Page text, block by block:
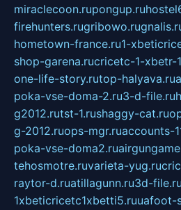
miraclecoon.rupongup.ru
firehunters.rugribowo.ru
hometown-france.ru1-
shop-garena.rucricetc-1-xbetr-
one-life-story.rutop-halyava.ru
poka-vse-doma-2.ru3-d-file.ru
g2012.rutst-1.rushaggy-cat.ru
g-2012.ruops-mgr.ruaccounts-
poka-vse-doma2.ru
tehosmotre.ruvarieta-yug.ru
raytor-d.ruatillagunn.ru3d-file.ru
1xbeticricetc1xbetti5.ruuafoot-